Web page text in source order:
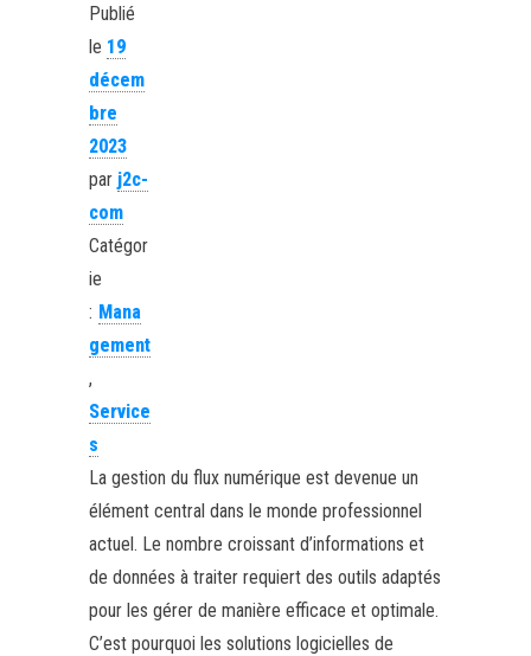
Publié
le 19
décem
bre
2023
par j2c-
com
Catégor
ie
: Mana
gement
,
Service
s
La gestion du flux numérique est devenue un
élément central dans le monde professionnel
actuel. Le nombre croissant d’informations et
de données à traiter requiert des outils adaptés
pour les gérer de manière efficace et optimale.
C’est pourquoi les solutions logicielles de